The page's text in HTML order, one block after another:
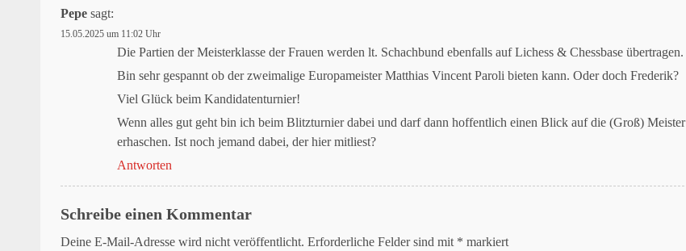
Pepe sagt:
15.05.2025 um 11:02 Uhr
Die Partien der Meisterklasse der Frauen werden lt. Schachbund ebenfalls auf Lichess & Chessbase übertragen.
Bin sehr gespannt ob der zweimalige Europameister Matthias Vincent Paroli bieten kann. Oder doch Frederik?
Viel Glück beim Kandidatenturnier!
Wenn alles gut geht bin ich beim Blitzturnier dabei und darf dann hoffentlich einen Blick auf die (Groß) Meister
erhaschen. Ist noch jemand dabei, der hier mitliest?
Antworten
Schreibe einen Kommentar
Deine E-Mail-Adresse wird nicht veröffentlicht. Erforderliche Felder sind mit * markiert